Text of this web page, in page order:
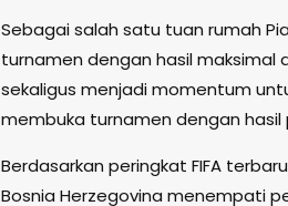
Sebagai salah satu tuan rumah
turnamen dengan hasil maksimal
sekaligus menjadi momentum
membuka turnamen dengan hasil
Berdasarkan peringkat FIFA
Bosnia Herzegovina menempati